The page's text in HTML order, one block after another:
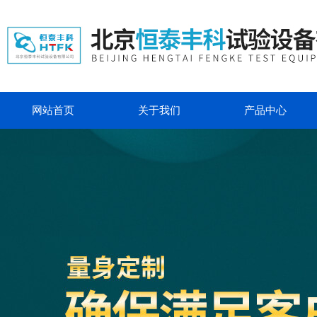
网站首页 关于我们 产品中心